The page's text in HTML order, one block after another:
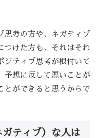
思考の方や、ネガティブ
つけた方も、それはそれ
ジティブ思考が根付いて
予想に反して悪いことが
とができると思うからで
ティブ）な人は